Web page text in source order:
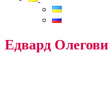
Едвард